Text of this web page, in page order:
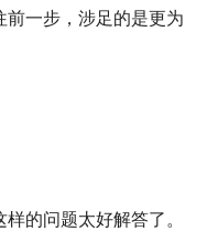
前一步，涉足的是更为
的问题太好解答了。